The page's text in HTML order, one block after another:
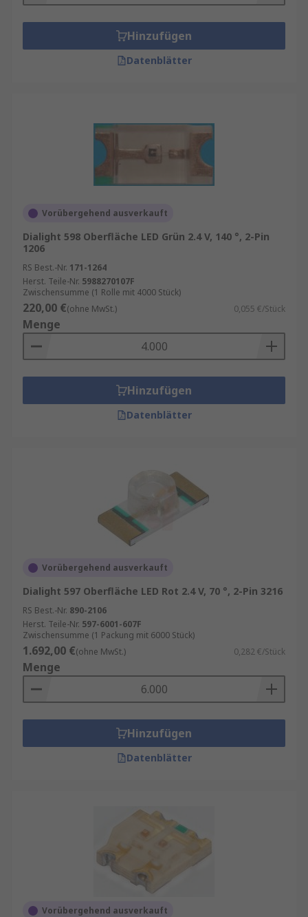
Hinzufügen
Datenblätter
Vorübergehend ausverkauft
Dialight 598 Oberfläche LED Grün 2.4 V, 140 °, 2-Pin
1206
RS Best.-Nr. 171-1264
Herst. Teile-Nr. 5988270107F
Zwischensumme (1 Rolle mit 4000 Stück)
220,00 €(ohne MwSt.) 0,055 €/Stück
Menge
Hinzufügen
Datenblätter
Vorübergehend ausverkauft
Dialight 597 Oberfläche LED Rot 2.4 V, 70 °, 2-Pin 3216
RS Best.-Nr. 890-2106
Herst. Teile-Nr. 597-6001-607F
Zwischensumme (1 Packung mit 6000 Stück)
1.692,00 €(ohne MwSt.) 0,282 €/Stück
Menge
Hinzufügen
Datenblätter
Vorübergehend ausverkauft